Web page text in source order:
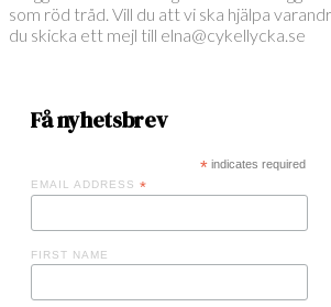
som röd tråd. Vill du att vi ska hjälpa
du skicka ett mejl till elna@cykellycka.se
Få nyhetsbrev
*indicates required
EMAIL ADDRESS *
FIRST NAME